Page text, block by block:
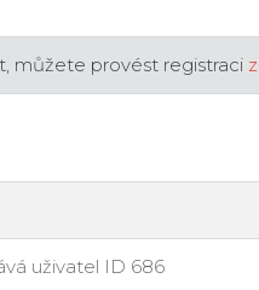
můžete provést registraci